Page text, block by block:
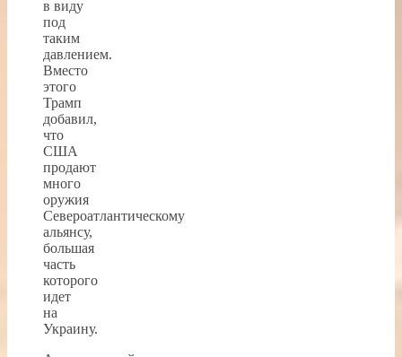
в виду
под
таким
давлением.
Вместо
этого
Трамп
добавил,
что
США
продают
много
оружия
Североатлантическому
альянсу,
большая
часть
которого
идет
на
Украину.